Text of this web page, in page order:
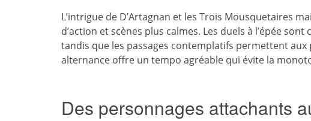
L’intrigue de D’Artagnan et les Trois Mousquetaires
d’action et scènes plus calmes. Les duels à l’épée
tandis que les passages contemplatifs permettent
alternance offre un tempo agréable qui évite la
Des personnages attachants